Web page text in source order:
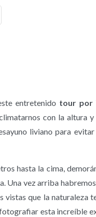
entretenido tour por
con la altura
liviano para
hasta la cima,
Una vez arriba
vistas que la naturaleza
esta increíble